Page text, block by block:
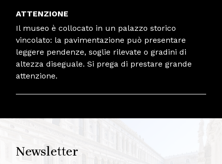
ATTENZIONE
Il museo è collocato in un palazzo storico
vincolato: la pavimentazione può presentare
leggere pendenze, soglie rilevate o gradini di
altezza diseguale. Si prega di prestare grande
attenzione.
Newsletter